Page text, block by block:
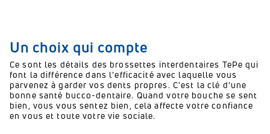
Un choix qui compte
Ce sont les détails des brossettes interdentaires TePe qui
font la différence dans l'efficacité avec laquelle vous
parvenez à garder vos dents propres. C'est la clé d'une
bonne santé bucco-dentaire. Quand votre bouche se sent
bien, vous vous sentez bien, cela affecte votre confiance
en vous et toute votre vie sociale.